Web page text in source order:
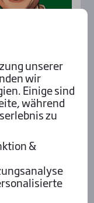
gewar­tet
unserer
wir
Einige sind
während
zu
&